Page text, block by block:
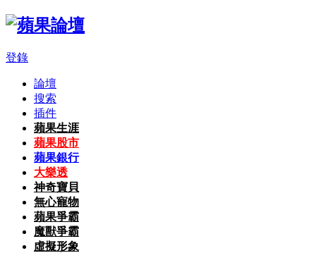
登錄
論壇
搜索
插件
蘋果生涯
蘋果股市
蘋果銀行
大樂透
神奇寶貝
無心寵物
蘋果爭霸
魔獸爭霸
虛擬形象